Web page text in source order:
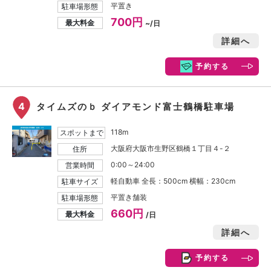
駐車場形態
平置き
最大料金
700円 ~/日
詳細へ
予約する
4 タイムズのｂ ダイアモンド富士鶴橋駐車場
スポットまで
118m
住所
大阪府大阪市生野区鶴橋１丁目４-２
営業時間
0:00～24:00
駐車サイズ
軽自動車 全長：500cm 横幅：230cm
駐車場形態
平置き舗装
最大料金
660円 /日
詳細へ
予約する